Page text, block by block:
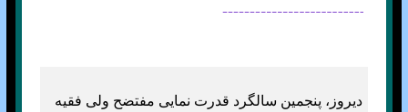
ديروز، پنجمين سالگرد قدرت نمايی مفتضح ولی فقيه